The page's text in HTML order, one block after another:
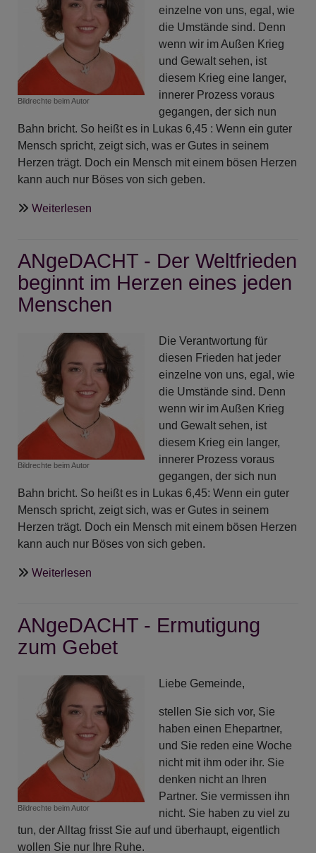
Bildrechte beim Autor
einzelne von uns, egal, wie
die Umstände sind. Denn
wenn wir im Außen Krieg
und Gewalt sehen, ist
diesem Krieg eine langer,
innerer Prozess voraus
gegangen, der sich nun
Bahn bricht. So heißt es in Lukas 6,45 : Wenn ein guter
Mensch spricht, zeigt sich, was er Gutes in seinem
Herzen trägt. Doch ein Mensch mit einem bösen Herzen
kann auch nur Böses von sich geben.
Weiterlesen
Der
Weltfrieden
beginnt
im
eines
jeden
Menschen
ANgeDACHT - Der Weltfrieden
beginnt im Herzen eines jeden
Menschen
Bildrechte beim Autor
Die Verantwortung für
diesen Frieden hat jeder
einzelne von uns, egal, wie
die Umstände sind. Denn
wenn wir im Außen Krieg
und Gewalt sehen, ist
diesem Krieg ein langer,
innerer Prozess voraus
gegangen, der sich nun
Bahn bricht. So heißt es in Lukas 6,45: Wenn ein guter
Mensch spricht, zeigt sich, was er Gutes in seinem
Herzen trägt. Doch ein Mensch mit einem bösen Herzen
kann auch nur Böses von sich geben.
Weiterlesen
Der
Weltfrieden
beginnt
im
Herzen
eines
jeden
Menschen
ANgeDACHT - Ermutigung
zum Gebet
Bildrechte beim Autor
Liebe Gemeinde,
stellen Sie sich vor, Sie
haben einen Ehepartner,
und Sie reden eine Woche
nicht mit ihm oder ihr. Sie
denken nicht an Ihren
Partner. Sie vermissen ihn
nicht. Sie haben zu viel zu
tun, der Alltag frisst Sie auf und überhaupt, eigentlich
wollen Sie nur Ihre Ruhe.